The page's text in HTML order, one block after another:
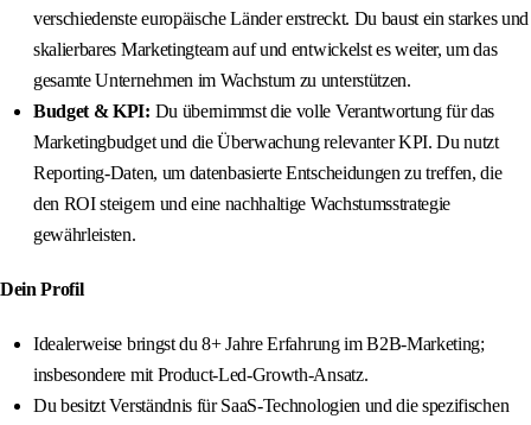
verschiedenste europäische Länder erstreckt. Du baust ein starkes und
skalierbares Marketingteam auf und entwickelst es weiter, um das
gesamte Unternehmen im Wachstum zu unterstützen.
Budget & KPI: Du übernimmst die volle Verantwortung für das
Marketingbudget und die Überwachung relevanter KPI. Du nutzt
Reporting‑Daten, um datenbasierte Entscheidungen zu treffen, die
den ROI steigern und eine nachhaltige Wachstumsstrategie
gewährleisten.
Dein Profil
Idealerweise bringst du 8+ Jahre Erfahrung im B2B‑Marketing;
insbesondere mit Product‑Led‑Growth‑Ansatz.
Du besitzt Verständnis für SaaS‑Technologien und die spezifischen